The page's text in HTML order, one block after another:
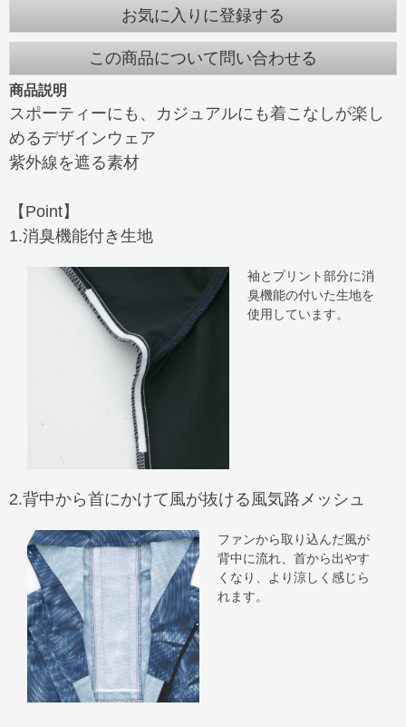
お気に入りに登録する
この商品について問い合わせる
商品説明
スポーティーにも、カジュアルにも着こなしが楽し
めるデザインウェア
紫外線を遮る素材
【Point】
1.消臭機能付き生地
袖とプリント部分に消
臭機能の付いた生地を
使用しています。
2.背中から首にかけて風が抜ける風気路メッシュ
ファンから取り込んだ風が
背中に流れ、首から出やす
くなり、より涼しく感じら
れます。